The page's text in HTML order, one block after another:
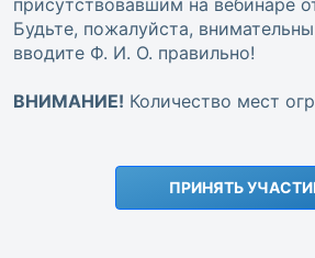
присутствовавшим на вебинаре
Будьте, пожалуйста,
вводите Ф. И. О. правильно!
ВНИМАНИЕ! Количество мест
ПРИНЯТЬ